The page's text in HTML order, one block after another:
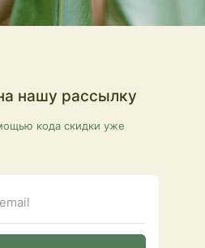
нашу рассылку
кода скидки уже